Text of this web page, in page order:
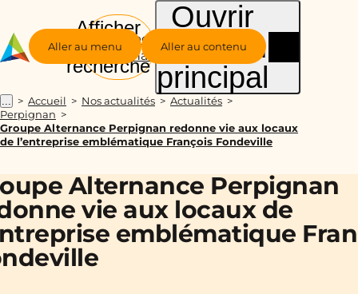
Aller au menu Aller au contenu
Groupe
Alternance
Afficher
la
recherche
Ouvrir
le menu
principal
... Accueil Nos actualités
Actualités
Perpignan
Groupe Alternance Perpignan redonne vie aux locaux
de l’entreprise emblématique François Fondeville
Alternance Perpignan
vie aux locaux de
emblématique